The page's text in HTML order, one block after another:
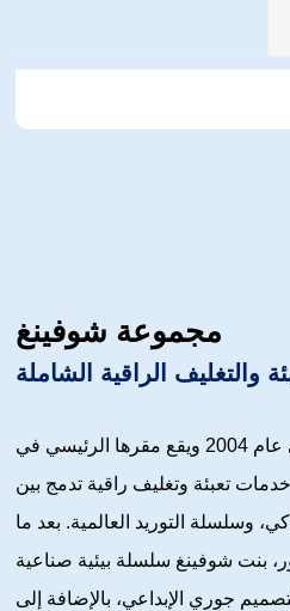
مجموعة شوفينغ
والتغليف الراقية الشاملة
تأسست مجموعة شوفينغ في عام 2004 ويقع مقرها الرئيسي في
تعبئة وتغليف راقية تدمج بين
وسلسلة التوريد العالمية. بعد ما
التطور، بنت شوفينغ سلسلة بيئية صناعية
جوري الإبداعي، بالإضافة إلى